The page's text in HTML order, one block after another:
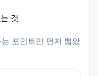
것
포인트만 먼저 뽑았